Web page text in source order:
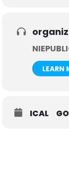
LEARN
ICAL